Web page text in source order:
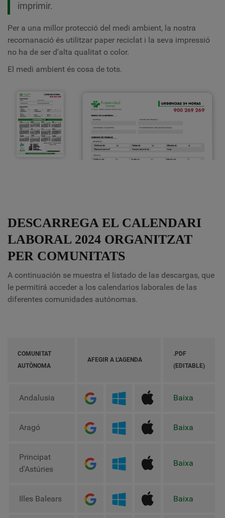
imprimir.
Per a una millor protecció del medi ambient, la nostra
recomanació és utilitzar paper reciclat i la seva impressió
no ha de ser d'alta qualitat o color.
El medi ambient és cosa de tots.
DESCARREGA EL CALENDARI
LABORAL 2024 ORGANITZAT
PER COMUNITATS
A continuación se muestra el listado de las descargas, que
le permitirá acceder a los calendarios laborales de las
diferentes comunidades autónomas.
COMUNITAT
AUTÒNOMA
AFEGIR A L'AGENDA
.PDF
(EDITABLE)
Andalusia Baixa
Aragó Baixa
Principat
d'Astúries
Baixa
Illes Balears Baixa